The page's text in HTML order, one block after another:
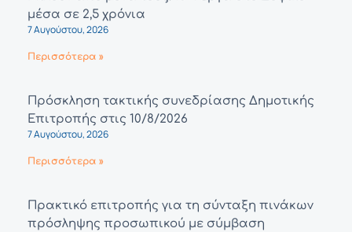
μέσα σε 2,5 χρόνια
7 Αυγούστου, 2026
Περισσότερα »
Πρόσκληση τακτικής συνεδρίασης Δημοτικής
Επιτροπής στις 10/8/2026
7 Αυγούστου, 2026
Περισσότερα »
Πρακτικό επιτροπής για τη σύνταξη πινάκων
πρόσληψης προσωπικού με σύμβαση